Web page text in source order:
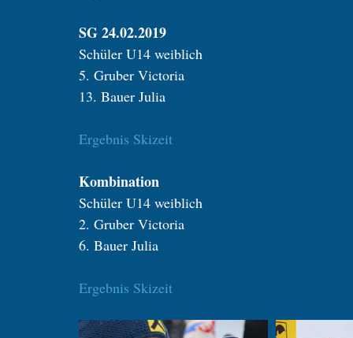
SG 24.02.2019
Schüler U14 weiblich
5. Gruber Victoria
13. Bauer Julia
Ergebnis Skizeit
Kombination
Schüler U14 weiblich
2. Gruber Victoria
6. Bauer Julia
Ergebnis Skizeit